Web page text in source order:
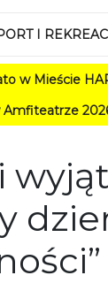
I
Koszalin